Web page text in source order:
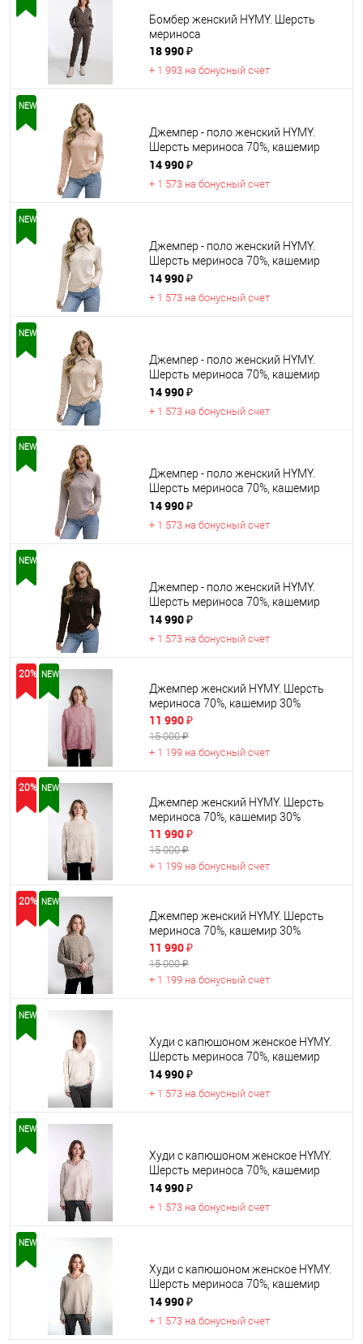
Бомбер женский HYMY. Шерсть
мериноса
18 990 ₽
+ 1 993 на бонусный счет
NEW
Джемпер - поло женский HYMY.
Шерсть мериноса 70%, кашемир
30%
14 990 ₽
+ 1 573 на бонусный счет
NEW
Джемпер - поло женский HYMY.
Шерсть мериноса 70%, кашемир
30%
14 990 ₽
+ 1 573 на бонусный счет
NEW
Джемпер - поло женский HYMY.
Шерсть мериноса 70%, кашемир
30%
14 990 ₽
+ 1 573 на бонусный счет
NEW
Джемпер - поло женский HYMY.
Шерсть мериноса 70%, кашемир
30%
14 990 ₽
+ 1 573 на бонусный счет
NEW
Джемпер - поло женский HYMY.
Шерсть мериноса 70%, кашемир
30%
14 990 ₽
+ 1 573 на бонусный счет
20% NEW
Джемпер женский HYMY. Шерсть
мериноса 70%, кашемир 30%
11 990 ₽
15 000 ₽
+ 1 199 на бонусный счет
20% NEW
Джемпер женский HYMY. Шерсть
мериноса 70%, кашемир 30%
11 990 ₽
15 000 ₽
+ 1 199 на бонусный счет
20% NEW
Джемпер женский HYMY. Шерсть
мериноса 70%, кашемир 30%
11 990 ₽
15 000 ₽
+ 1 199 на бонусный счет
NEW
Худи с капюшоном женское HYMY.
Шерсть мериноса 70%, кашемир
30%.
14 990 ₽
+ 1 573 на бонусный счет
NEW
Худи с капюшоном женское HYMY.
Шерсть мериноса 70%, кашемир
30%.
14 990 ₽
+ 1 573 на бонусный счет
NEW
Худи с капюшоном женское HYMY.
Шерсть мериноса 70%, кашемир
30%.
14 990 ₽
+ 1 573 на бонусный счет